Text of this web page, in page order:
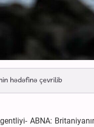
hədəfinə çevrilib
ABNA: